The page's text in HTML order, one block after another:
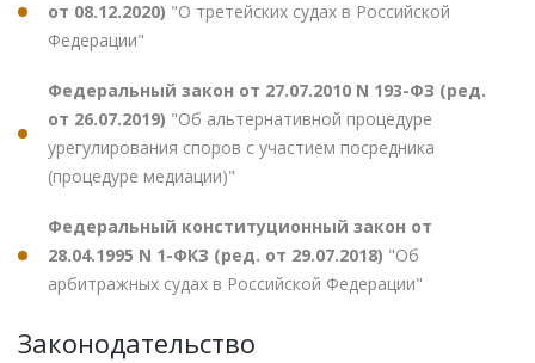
от 08.12.2020) "О третейских судах в Российской
Федерации"
Федеральный закон от 27.07.2010 N 193-ФЗ (ред.
от 26.07.2019) "Об альтернативной процедуре
урегулирования споров с участием посредника
(процедуре медиации)"
Федеральный конституционный закон от
28.04.1995 N 1-ФКЗ (ред. от 29.07.2018) "Об
арбитражных судах в Российской Федерации"
Законодательство